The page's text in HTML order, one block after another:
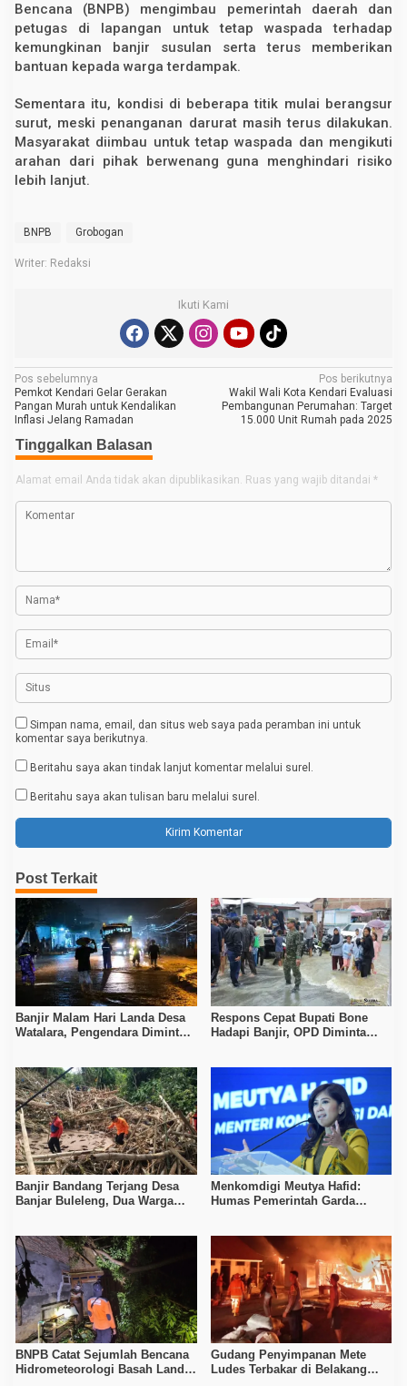
Bencana (BNPB) mengimbau pemerintah daerah dan
petugas di lapangan untuk tetap waspada terhadap
kemungkinan banjir susulan serta terus memberikan
bantuan kepada warga terdampak.
Sementara itu, kondisi di beberapa titik mulai berangsur
surut, meski penanganan darurat masih terus dilakukan.
Masyarakat diimbau untuk tetap waspada dan mengikuti
arahan dari pihak berwenang guna menghindari risiko
lebih lanjut.
BNPB Grobogan
Writer: Redaksi
Ikuti Kami
N
a
v
i
g
a
p
o
s
Pos sebelumnya
Pemkot Kendari Gelar Gerakan
Pangan Murah untuk Kendalikan
Inflasi Jelang Ramadan
Pos berikutnya
Wakil Wali Kota Kendari Evaluasi
Pembangunan Perumahan: Target
15.000 Unit Rumah pada 2025
Tinggalkan Balasan
Alamat email Anda tidak akan dipublikasikan. Ruas yang wajib ditandai *
Simpan nama, email, dan situs web saya pada peramban ini untuk
komentar saya berikutnya.
Beritahu saya akan tindak lanjut komentar melalui surel.
Beritahu saya akan tulisan baru melalui surel.
Post Terkait
Banjir Malam Hari Landa Desa
Watalara, Pengendara Diminta
Respons Cepat Bupati Bone
Hadapi Banjir, OPD Diminta
Banjir Bandang Terjang Desa
Banjar Buleleng, Dua Warga
Menkomdigi Meutya Hafid:
Humas Pemerintah Garda
BNPB Catat Sejumlah Bencana
Hidrometeorologi Basah Landa
Gudang Penyimpanan Mete
Ludes Terbakar di Belakang